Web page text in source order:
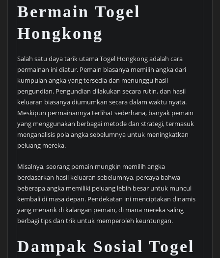
Bermain Togel
Hongkong
Salah satu daya tarik utama Togel Hongkong adalah cara
permainan ini diatur. Pemain biasanya memilih angka dari
kumpulan angka yang tersedia dan menunggu hasil
pengundian. Pengundian dilakukan secara rutin, dan hasil
keluaran biasanya diumumkan secara dalam waktu nyata.
Meskipun permainannya terlihat sederhana, banyak pemain
yang menggunakan berbagai metode dan strategi, termasuk
menganalisis pola angka sebelumnya untuk meningkatkan
peluang mereka.
Misalnya, seorang pemain mungkin memilih angka
berdasarkan hasil keluaran sebelumnya, percaya bahwa
beberapa angka memiliki peluang lebih besar untuk muncul
kembali di masa depan. Pendekatan ini menciptakan dinamis
yang menarik di kalangan pemain, di mana mereka saling
berbagi tips dan trik untuk memperoleh keuntungan.
Dampak Sosial Togel